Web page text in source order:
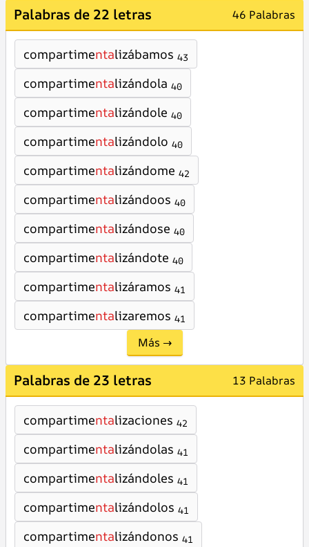
Palabras de 22 letras 46 Palabras
compartimentalizábamos 43
compartimentalizándola 40
compartimentalizándole 40
compartimentalizándolo 40
compartimentalizándome 42
compartimentalizándoos 40
compartimentalizándose 40
compartimentalizándote 40
compartimentalizáramos 41
compartimentalizaremos 41
Más →
Palabras de 23 letras 13 Palabras
compartimentalizaciones 42
compartimentalizándolas 41
compartimentalizándoles 41
compartimentalizándolos 41
compartimentalizándonos 41